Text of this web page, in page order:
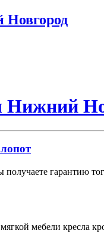
Новгород
Нижний
получаете гарантию
мебели кресла